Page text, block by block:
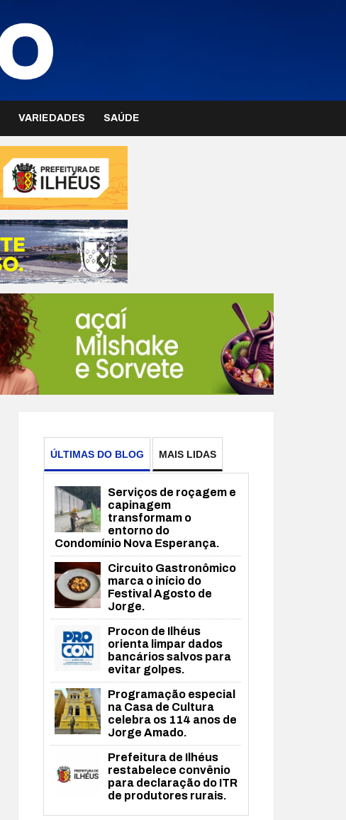
VARIEDADES SAÚDE
ÚLTIMAS DO BLOG MAIS LIDAS
Serviços de roçagem e
capinagem
transformam o
entorno do
Condomínio Nova Esperança.
Circuito Gastronômico
marca o início do
Festival Agosto de
Jorge.
Procon de Ilhéus
orienta limpar dados
bancários salvos para
evitar golpes.
Programação especial
na Casa de Cultura
celebra os 114 anos de
Jorge Amado.
Prefeitura de Ilhéus
restabelece convênio
para declaração do ITR
de produtores rurais.